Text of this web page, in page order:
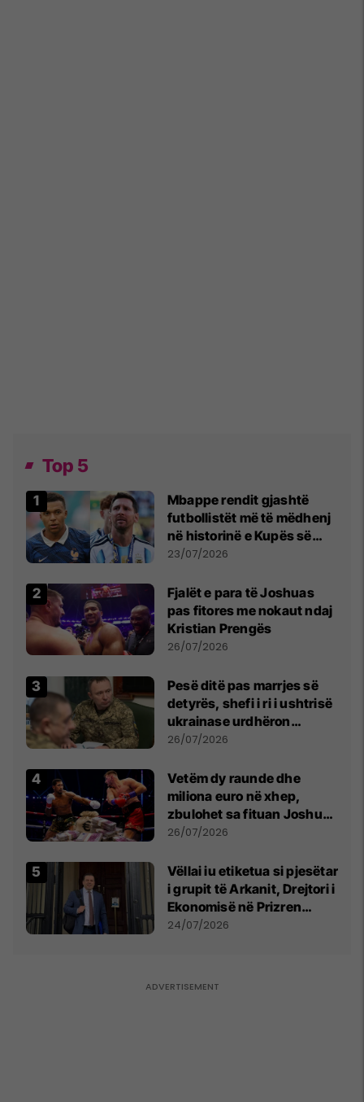
Top 5
Mbappe rendit gjashtë
futbollistët më të mëdhenj
në historinë e Kupës së
Botës, Messi mbetet i dyti
23/07/2026
Fjalët e para të Joshuas
pas fitores me nokaut ndaj
Kristian Prengës
26/07/2026
Pesë ditë pas marrjes së
detyrës, shefi i ri i ushtrisë
ukrainase urdhëron
kontroll të madh
26/07/2026
Vetëm dy raunde dhe
miliona euro në xhep,
zbulohet sa fituan Joshua
e Prenga
26/07/2026
Vëllai iu etiketua si pjesëtar
i grupit të Arkanit, Drejtori i
Ekonomisë në Prizren
mohon pretendimet
24/07/2026